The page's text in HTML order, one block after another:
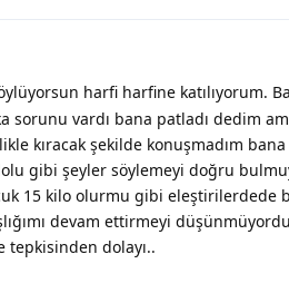
harfi harfine katılıyorum.
vardı bana patladı dedim
kıracak şekilde konuşmadım
gibi şeyler söylemeyi doğru
15 kilo olurmu gibi eleştirilerdede
devam ettirmeyi
dolayı..